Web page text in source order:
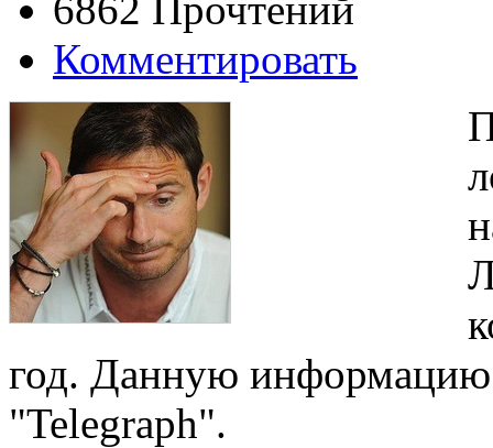
Комментировать
год. Данную информацию
"Telegraph".